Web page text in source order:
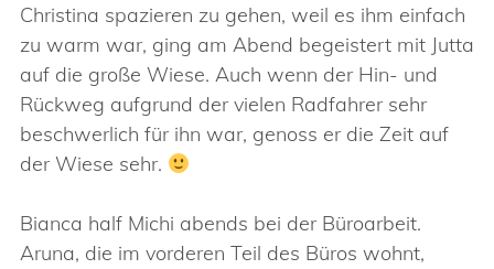
Christina spazieren zu gehen, weil es ihm einfach
zu warm war, ging am Abend begeistert mit Jutta
auf die große Wiese. Auch wenn der Hin- und
Rückweg aufgrund der vielen Radfahrer sehr
beschwerlich für ihn war, genoss er die Zeit auf
der Wiese sehr.
Bianca half Michi abends bei der Büroarbeit.
Aruna, die im vorderen Teil des Büros wohnt,